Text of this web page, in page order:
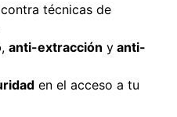
contra técnicas de
, anti-extracción y anti-
en el acceso a tu